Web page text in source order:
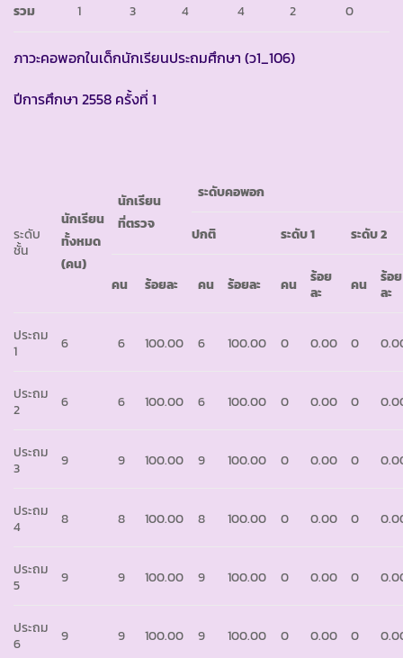
รวม 1 3 4 4 2 0
ภาวะคอพอกในเด็กนักเรียนประถมศึกษา (ว1_106)
ปีการศึกษา 2558 ครั้งที่ 1
ระดับ
ชั้น
นักเรียน
ทั้งหมด
(คน)
นักเรียน
ที่ตรวจ
ระดับคอพอก
ปกติ ระดับ1 ระดับ2
คน ร้อยละ คน ร้อยละ คน
ร้อย
ละ
คน
ร้อย
ละ
ประถม
1
6 6 100.00 6 100.00 0 0.00 0
ประถม
2
6 6 100.00 6 100.00 0 0.00 0
ประถม
3
9 9 100.00 9 100.00 0 0.00 0
ประถม
4
8 8 100.00 8 100.00 0 0.00 0
ประถม
5
9 9 100.00 9 100.00 0 0.00 0
ประถม
6
9 9 100.00 9 100.00 0 0.00 0